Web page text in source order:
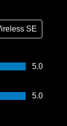
SE
5.0
5.0